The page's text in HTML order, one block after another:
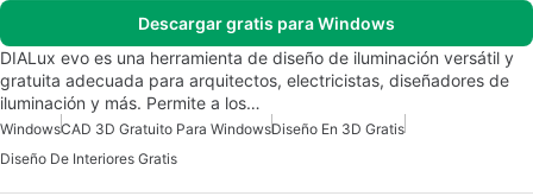
Descargar gratis para Windows
DIALux evo es una herramienta de diseño de iluminación versátil y
gratuita adecuada para arquitectos, electricistas, diseñadores de
iluminación y más. Permite a los…
WindowsCAD 3D Gratuito Para WindowsDiseño En 3D Gratis
Diseño De Interiores Gratis